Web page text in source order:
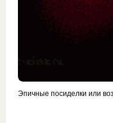
Эпичные посиделки или